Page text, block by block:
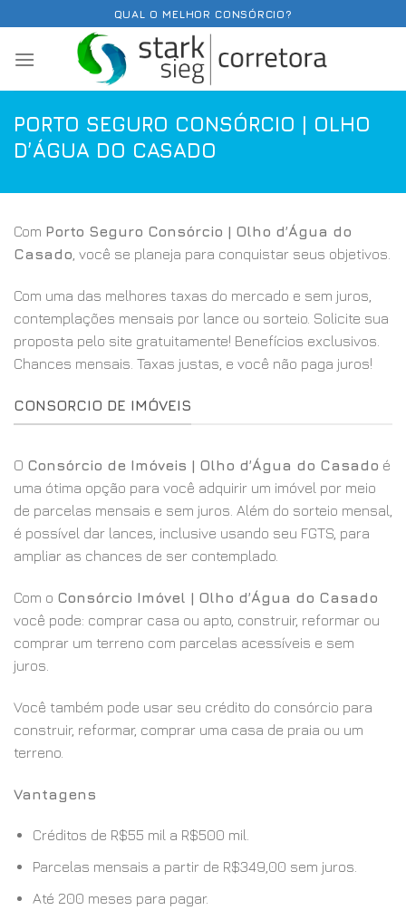
content
QUAL O MELHOR CONSÓRCIO?
PORTO SEGURO CONSÓRCIO | OLHO
D’ÁGUA DO CASADO
Com Porto Seguro Consórcio | Olho d’Água do
Casado , você se planeja para conquistar seus objetivos.
Com uma das melhores taxas do mercado e sem juros,
contemplações mensais por lance ou sorteio. Solicite sua
proposta pelo site gratuitamente! Benefícios exclusivos.
Chances mensais. Taxas justas, e você não paga juros!
CONSORCIO DE IMÓVEIS
O Consórcio de Imóveis | Olho d’Água do Casado é
uma ótima opção para você adquirir um imóvel por meio
de parcelas mensais e sem juros. Além do sorteio mensal,
é possível dar lances, inclusive usando seu FGTS, para
ampliar as chances de ser contemplado.
Com o Consórcio Imóvel | Olho d’Água do Casado
você pode: comprar casa ou apto, construir, reformar ou
comprar um terreno com parcelas acessíveis e sem
juros.
Você também pode usar seu crédito do consórcio para
construir, reformar, comprar uma casa de praia ou um
terreno.
Vantagens
Créditos de R$55 mil a R$500 mil.
Parcelas mensais a partir de R$349,00 sem juros.
Até 200 meses para pagar.